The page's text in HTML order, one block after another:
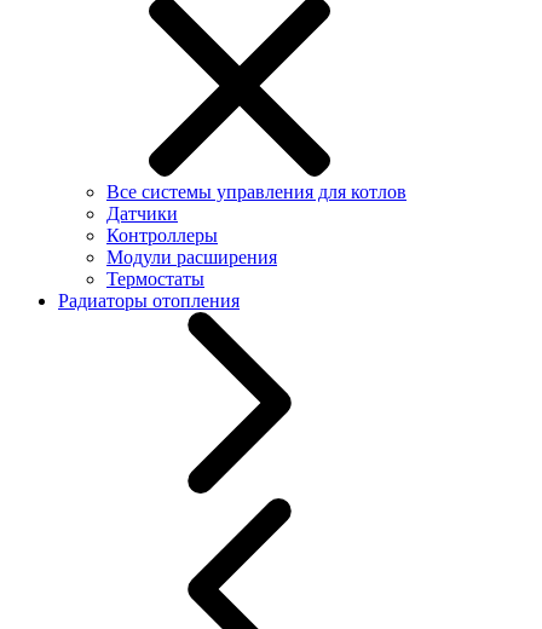
Все системы управления для котлов
Датчики
Контроллеры
Модули расширения
Термостаты
Радиаторы отопления